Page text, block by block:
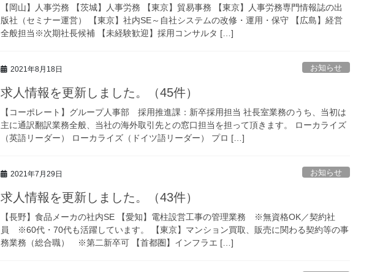
【岡山】人事労務 【茨城】人事労務 【東京】貿易事務 【東京】人事労務専門情報誌の出
版社（セミナー運営） 【東京】社内SE～自社システムの改修・運用・保守 【広島】経営
全般担当※次期社長候補 【未経験歓迎】採用コンサルタ […]
2021年8月18日 お知らせ
求人情報を更新しました。（45件）
【コーポレート】グループ人事部 採用推進課：新卒採用担当 社長室業務のうち、当初は
主に通訳翻訳業務全般、当社の海外取引先との窓口担当を担って頂きます。 ローカライズ
（英語リーダー） ローカライズ（ドイツ語リーダー） プロ […]
2021年7月29日 お知らせ
求人情報を更新しました。（43件）
【長野】食品メーカの社内SE 【愛知】電柱設営工事の管理業務 ※無資格OK／契約社
員 ※60代・70代も活躍しています。 【東京】マンション買取、販売に関わる契約等の事
務業務（総合職） ※第二新卒可 【首都圏】インフラエ […]